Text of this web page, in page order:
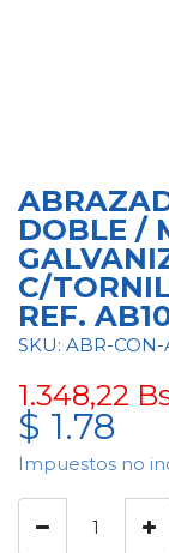
DOBLE /
C/
REF.
SKU: ABR-CON-
1.348,22
$ 1.78
Impuestos no